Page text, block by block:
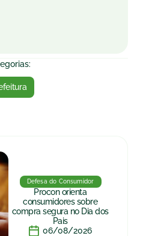
Defesa do Consumidor
Procon orienta
consumidores sobre
compra segura no Dia dos
Pais
06/08/2026